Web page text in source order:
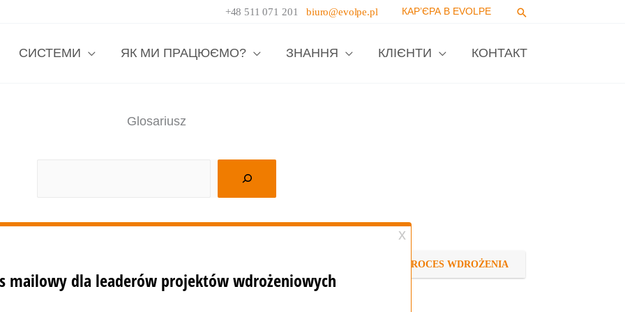
+48 511 071 201 biuro@evolpe.pl КАР’ЄРА В EVOLPE
СИСТЕМИ ЯК МИ ПРАЦЮЄМО? ЗНАННЯ КЛІЄНТИ КОНТАКТ
Glosariusz
PROCES WDROŻENIA